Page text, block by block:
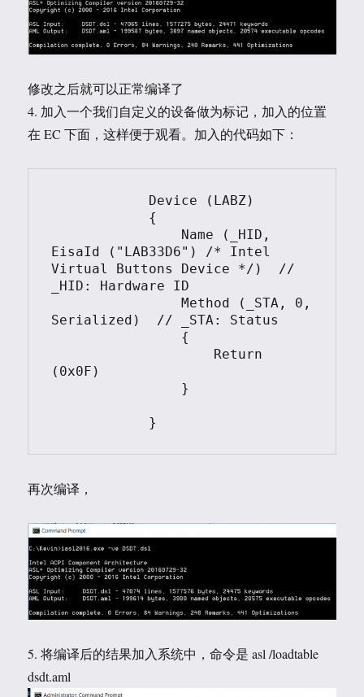
修改之后就可以正常编译了
4. 加入一个我们自定义的设备做为标记，加入的位置
在 EC 下面，这样便于观看。加入的代码如下：
EisaId ("LAB33D6") /* Intel
Virtual Buttons Device */)  //
_HID: Hardware ID
                Method (_STA, 0,
Serialized)  // _STA: Status
(0x0F)
            }
再次编译，
5. 将编译后的结果加入系统中，命令是 asl /loadtable
dsdt.aml